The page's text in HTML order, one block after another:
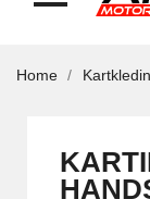
Home